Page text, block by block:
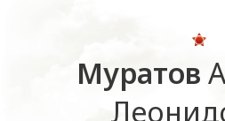
Муратов